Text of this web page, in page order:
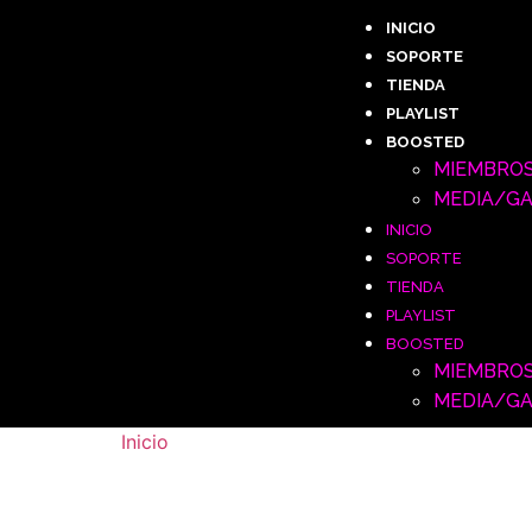
INICIO
SOPORTE
TIENDA
PLAYLIST
BOOSTED
MEDIA/
INICIO
SOPORTE
TIENDA
PLAYLIST
BOOSTED
MEDIA/
Inicio